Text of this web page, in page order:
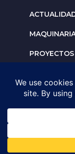
PROYECTOS